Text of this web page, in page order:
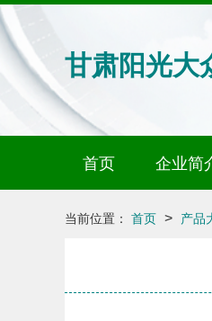
甘肃阳光大
首页 企业简
当前位置： 首页 > 产品